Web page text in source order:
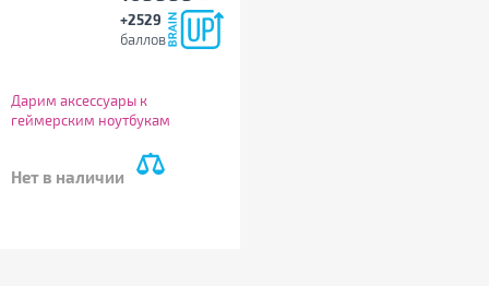
+2529
баллов
Дарим аксессуары к
геймерским ноутбукам
Нет в наличии